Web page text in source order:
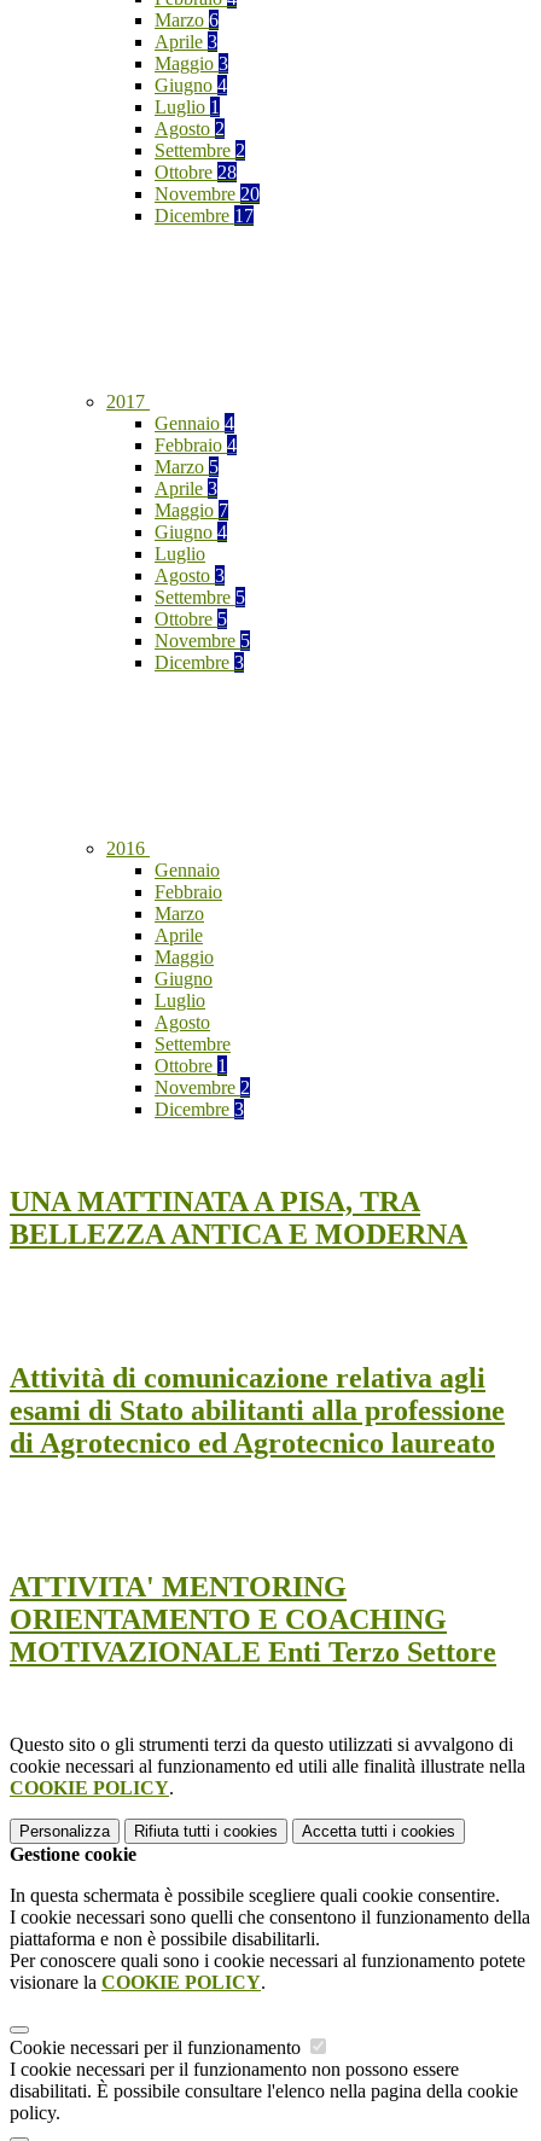
Marzo 6
Aprile 3
Maggio 3
Giugno 4
Luglio 1
Agosto 2
Settembre 2
Ottobre 28
Novembre 20
Dicembre 17
2017
Gennaio 4
Febbraio 4
Marzo 5
Aprile 3
Maggio 7
Giugno 4
Luglio
Agosto 3
Settembre 5
Ottobre 5
Novembre 5
Dicembre 3
2016
Gennaio
Febbraio
Marzo
Aprile
Maggio
Giugno
Luglio
Agosto
Settembre
Ottobre 1
Novembre 2
Dicembre 3
UNA MATTINATA A PISA, TRA
BELLEZZA ANTICA E MODERNA
Attività di comunicazione relativa agli
esami di Stato abilitanti alla professione
di Agrotecnico ed Agrotecnico laureato
ATTIVITA' MENTORING
ORIENTAMENTO E COACHING
MOTIVAZIONALE Enti Terzo Settore
Questo sito o gli strumenti terzi da questo utilizzati si avvalgono di
cookie necessari al funzionamento ed utili alle finalità illustrate nella
COOKIE POLICY.
Personalizza Rifiuta tutti i cookies Accetta tutti i cookies
Gestione cookie
In questa schermata è possibile scegliere quali cookie consentire.
I cookie necessari sono quelli che consentono il funzionamento della
piattaforma e non è possibile disabilitarli.
Per conoscere quali sono i cookie necessari al funzionamento potete
visionare la COOKIE POLICY.
Cookie necessari per il funzionamento
I cookie necessari per il funzionamento non possono essere
disabilitati. È possibile consultare l'elenco nella pagina della cookie
policy.